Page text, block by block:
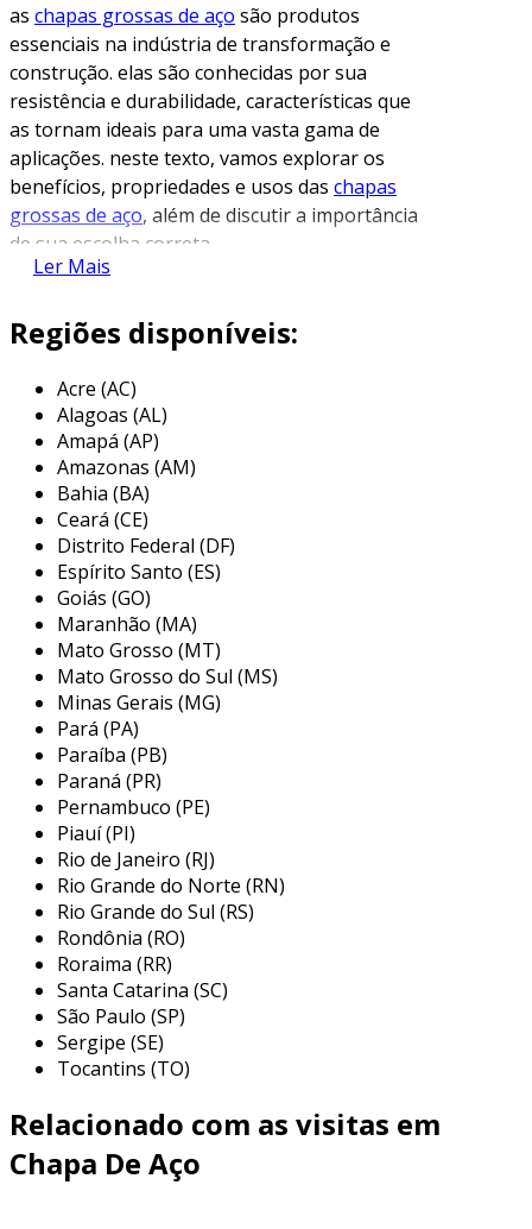
as chapas grossas de aço são produtos
essenciais na indústria de transformação e
construção. elas são conhecidas por sua
resistência e durabilidade, características que
as tornam ideais para uma vasta gama de
aplicações. neste texto, vamos explorar os
benefícios, propriedades e usos das chapas
grossas de aço, além de discutir a importância
de sua escolha correta.
aço
especificações, com espessuras geralmente
variando de 5 mm a 100 mm. essa variedade
permite que as chapas atendam a diferentes
exigências estruturais e funcionais. entre as
principais propriedades destacam-se:
alta resistência mecânica
das chapas grossas proporciona
resistência significativa a tensões
mecânicas.
durabilidade : são projetadas para resistir
a condições adversas, como corrosão e
desgaste.
flexibilidade em processamento
ser cortadas, soldadas e moldadas
conforme a necessidade do projeto.
essas características garantem que as chapas
grossas de aço sejam adequadas para setores
que exigem segurança e eficácia, como
construção civil e indústria naval.
benefícios das chapas grossas de aço
o uso de chapas grossas de aço oferece vários
dos materiais para um projeto. entre os
principais, podemos destacar:
Ler Mais
Regiões disponíveis:
Acre (AC)
Alagoas (AL)
Amapá (AP)
Amazonas (AM)
Bahia (BA)
Ceará (CE)
Distrito Federal (DF)
Espírito Santo (ES)
Goiás (GO)
Maranhão (MA)
Mato Grosso (MT)
Mato Grosso do Sul (MS)
Minas Gerais (MG)
Pará (PA)
Paraíba (PB)
Paraná (PR)
Pernambuco (PE)
Piauí (PI)
Rio de Janeiro (RJ)
Rio Grande do Norte (RN)
Rio Grande do Sul (RS)
Rondônia (RO)
Roraima (RR)
Santa Catarina (SC)
São Paulo (SP)
Sergipe (SE)
Tocantins (TO)
Relacionado com as visitas em
Chapa De Aço